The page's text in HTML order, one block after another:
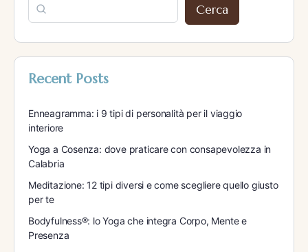
Cerca
Recent Posts
Enneagramma: i 9 tipi di personalità per il viaggio
interiore
Yoga a Cosenza: dove praticare con consapevolezza in
Calabria
Meditazione: 12 tipi diversi e come scegliere quello giusto
per te
Bodyfulness®: lo Yoga che integra Corpo, Mente e
Presenza